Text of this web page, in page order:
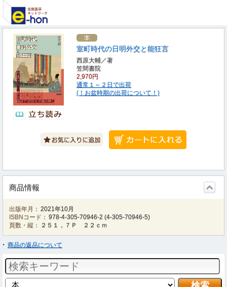
室町時代の日明外交と能狂言
西原大輔／著
笠間書院
2,970円
通常１～２日で出荷
(！お盆時期の出荷について！)
商品情報
出版年月： 2021年10月
ISBNコード： 978-4-305-70946-2 (4-305-70946-5)
頁数・縦：
２５１，７Ｐ ２２ｃｍ
商品の返品について